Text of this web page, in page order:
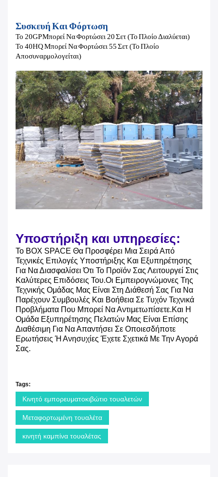
Συσκευή Και Φόρτωση
Το 20GP Μπορεί Να Φορτώσει 20 Σετ (το Πλοίο Διαλύεται)
Το 40HQ Μπορεί Να Φορτώσει 55 Σετ (το Πλοίο
Αποσυναρμολογείται)
Υποστήριξη και υπηρεσίες:
Το BOX SPACE Θα Προσφέρει Μια Σειρά Από
Τεχνικές Επιλογές Υποστήριξης Και Εξυπηρέτησης
Για Να Διασφαλίσει Ότι Το Προϊόν Σας Λειτουργεί Στις
Καλύτερες Επιδόσεις Του.Οι Εμπειρογνώμονες Της
Τεχνικής Ομάδας Μας Είναι Στη Διάθεσή Σας Για Να
Παρέχουν Συμβουλές Και Βοήθεια Σε Τυχόν Τεχνικά
Προβλήματα Που Μπορεί Να Αντιμετωπίσετε.Και Η
Ομάδα Εξυπηρέτησης Πελατών Μας Είναι Επίσης
Διαθέσιμη Για Να Απαντήσει Σε Οποιεσδήποτε
Ερωτήσεις Ή Ανησυχίες Έχετε Σχετικά Με Την Αγορά
Σας.
Tags:
Κινητό εμπορευματοκιβώτιο τουαλετών
Μεταφορτωμένη τουαλέτα
κινητή καμπίνα τουαλέτας